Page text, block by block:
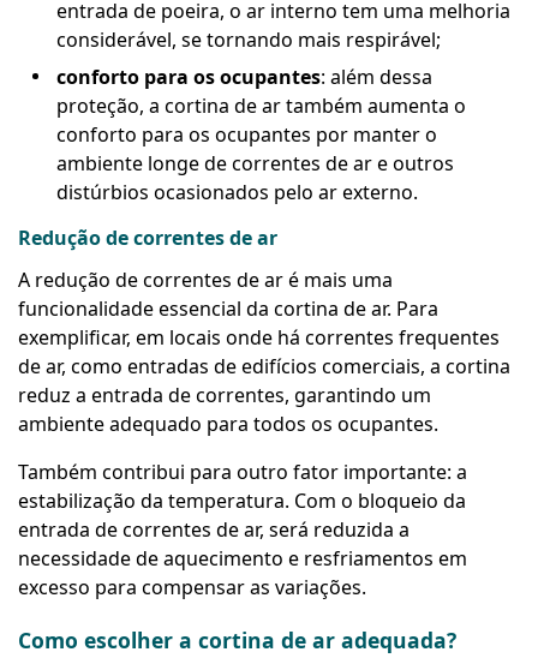
entrada de poeira, o ar interno tem uma melhoria
considerável, se tornando mais respirável;
conforto para os ocupantes: além dessa
proteção, a cortina de ar também aumenta o
conforto para os ocupantes por manter o
ambiente longe de correntes de ar e outros
distúrbios ocasionados pelo ar externo.
Redução de correntes de ar
A redução de correntes de ar é mais uma
funcionalidade essencial da cortina de ar. Para
exemplificar, em locais onde há correntes frequentes
de ar, como entradas de edifícios comerciais, a cortina
reduz a entrada de correntes, garantindo um
ambiente adequado para todos os ocupantes.
Também contribui para outro fator importante: a
estabilização da temperatura. Com o bloqueio da
entrada de correntes de ar, será reduzida a
necessidade de aquecimento e resfriamentos em
excesso para compensar as variações.
Como escolher a cortina de ar adequada?